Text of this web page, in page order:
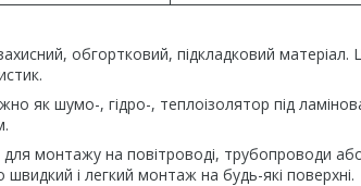
обгортковий, підкладковий матеріал.
як шумо-, гідро-, теплоізолятор під
для монтажу на повітроводі, трубопроводи або
і легкий монтаж на будь-які поверхні.